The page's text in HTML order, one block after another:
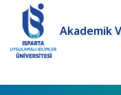
Akademik